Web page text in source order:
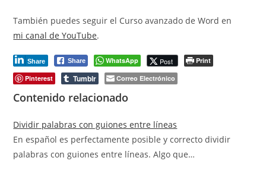
También puedes seguir el Curso avanzado de Word en
mi canal de YouTube.
Share Share WhatsApp Post
Print
Pinterest
Tumblr Correo Electrónico
Contenido relacionado
Dividir palabras con guiones entre líneas
En español es perfectamente posible y correcto dividir
palabras con guiones entre líneas. Algo que…